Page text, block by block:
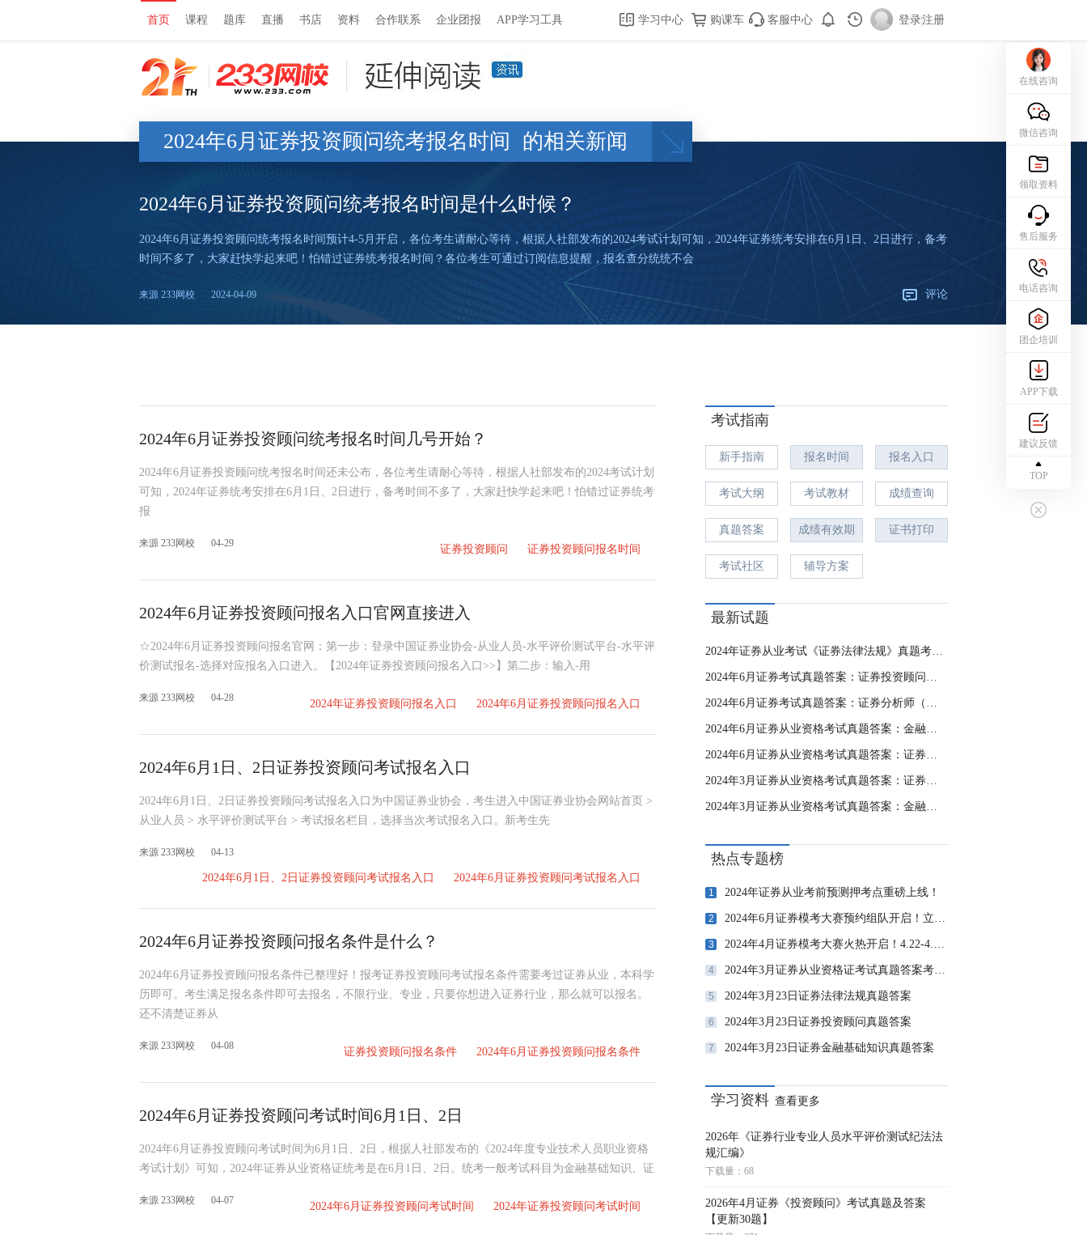
首页 课程 题库 直播 书店 资料 合作联系 企业团报 APP学习工具 学习中心 购课车 客服中心 登录|注册
2024年6月证券投资顾问统考报名时间 的相关新闻
2024年6月证券投资顾问统考报名时间是什么时候？
2024年6月证券投资顾问统考报名时间预计4-5月开启，各位考生请耐心等待，根据人社部发布的2024考试计划可知，2024年证券统考安排在6月1日、2日进行，备考
时间不多了，大家赶快学起来吧！怕错过证券统考报名时间？各位考生可通过订阅信息提醒，报名查分统统不会
来源 233网校 2024-04-09 评论
2024年6月证券投资顾问统考报名时间几号开始？
2024年6月证券投资顾问统考报名时间还未公布，各位考生请耐心等待，根据人社部发布的2024考试计划
可知，2024年证券统考安排在6月1日、2日进行，备考时间不多了，大家赶快学起来吧！怕错过证券统考
报
来源 233网校 04-29 证券投资顾问 证券投资顾问报名时间
2024年6月证券投资顾问报名入口官网直接进入
☆2024年6月证券投资顾问报名官网：第一步：登录中国证券业协会-从业人员-水平评价测试平台-水平评
价测试报名-选择对应报名入口进入。【2024年证券投资顾问报名入口>>】第二步：输入-用
来源 233网校 04-28 2024年证券投资顾问报名入口 2024年6月证券投资顾问报名入口
2024年6月1日、2日证券投资顾问考试报名入口
2024年6月1日、2日证券投资顾问考试报名入口为中国证券业协会，考生进入中国证券业协会网站首页 >
从业人员 > 水平评价测试平台 > 考试报名栏目，选择当次考试报名入口。新考生先
来源 233网校 04-13
2024年6月1日、2日证券投资顾问考试报名入口 2024年6月证券投资顾问考试报名入口
2024年6月证券投资顾问报名条件是什么？
2024年6月证券投资顾问报名条件已整理好！报考证券投资顾问考试报名条件需要考过证券从业，本科学
历即可。考生满足报名条件即可去报名，不限行业、专业，只要你想进入证券行业，那么就可以报名。
还不清楚证券从
来源 233网校 04-08 证券投资顾问报名条件 2024年6月证券投资顾问报名条件
2024年6月证券投资顾问考试时间6月1日、2日
2024年6月证券投资顾问考试时间为6月1日、2日，根据人社部发布的《2024年度专业技术人员职业资格
考试计划》可知，2024年证券从业资格证统考是在6月1日、2日。统考一般考试科目为金融基础知识、证
来源 233网校 04-07 2024年6月证券投资顾问考试时间 2024年证券投资顾问考试时间
考试指南
新手指南 报名时间 报名入口
考试大纲 考试教材 成绩查询
真题答案 成绩有效期 证书打印
考试社区 辅导方案
最新试题
2024年证券从业考试《证券法律法规》真题考点：证券交易内幕信息的知情人
2024年6月证券考试真题答案：证券投资顾问（已更新）
2024年6月证券考试真题答案：证券分析师（已更新）
2024年6月证券从业资格考试真题答案：金融市场基础知识（已更新）
2024年6月证券从业资格考试真题答案：证券法律法规（已更新）
2024年3月证券从业资格考试真题答案：证券法律法规
2024年3月证券从业资格考试真题答案：金融市场基础知识
热点专题榜
1 2024年证券从业考前预测押考点重磅上线！
2 2024年6月证券模考大赛预约组队开启！立即加入>>
3 2024年4月证券模考大赛火热开启！4.22-4.28进行，立即加入>>
4 2024年3月证券从业资格证考试真题答案考后估分
5 2024年3月23日证券法律法规真题答案
6 2024年3月23日证券投资顾问真题答案
7 2024年3月23日证券金融基础知识真题答案
学习资料 查看更多
2026年《证券行业专业人员水平评价测试纪法法
规汇编》
下载量：68
2026年4月证券《投资顾问》考试真题及答案
【更新30题】
在线咨询
微信咨询
领取资料
售后服务
电话咨询
团企培训
APP下载
建议反馈
TOP